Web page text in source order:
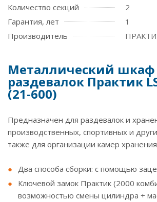
Количество секций
2
Гарантия, лет
1
Производитель
Металлический шкаф
раздевалок Практик
(21-600)
Предназначен для раздевалок и
производственных, спортивных и
также для организации камер
Два способа сборки: с помощью
Ключевой замок Практик (2000
возможностью смены цилиндра +